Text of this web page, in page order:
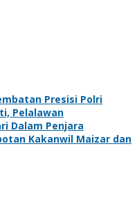
Presisi Polri
Pelalawan
Dalam Penjara
Kakanwil Maizar dan